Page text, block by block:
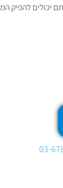
יכולים להפיק